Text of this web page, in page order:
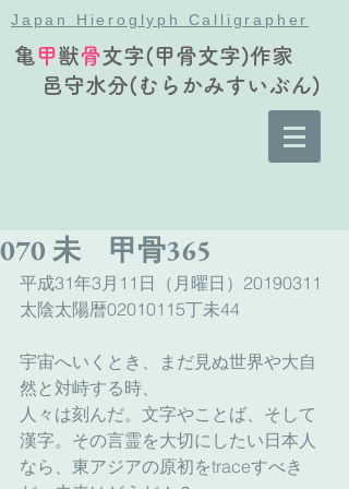
Japan Hieroglyph Calligrapher
亀甲獣骨文字(甲骨文字)作家
邑守水分(むらかみすいぶん)
070 未 甲骨365
平成31年3月11日（月曜日）20190311
太陰太陽暦02010115丁未44
宇宙へいくとき、まだ見ぬ世界や大自
然と対峙する時、
人々は刻んだ。文字やことば、そして
漢字。その言霊を大切にしたい日本人
なら、東アジアの原初をtraceすべき